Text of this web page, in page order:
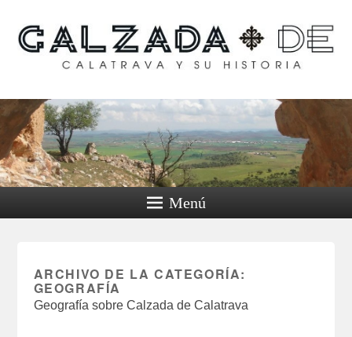
Calzada de Calatrava y
su historia
Menú
ARCHIVO DE LA CATEGORÍA:
GEOGRAFÍA
Geografía sobre Calzada de Calatrava